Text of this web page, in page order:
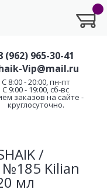
(962) 965-30-41
Vip@mail.ru
C 8:00 - 20:00, пн-пт
С 9:00 - 19:00, сб-вс
заказов на сайте -
круглосуточно.
/
Kilian
мл